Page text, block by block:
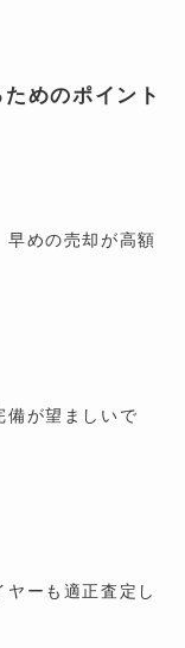
めのポイント
早めの売却が高額
備が望ましいで
ーも適正査定し